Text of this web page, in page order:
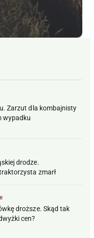
Zarzut dla kombajnisty
wypadku
drodze.
zmarł
droższe. Skąd tak
cen?